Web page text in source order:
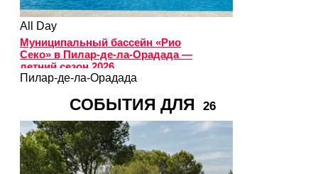
All Day
Муниципальный бассейн «Рио
Секо» в Пилар-де-ла-Орадада —
летний сезон 2026
Пилар-де-ла-Орадада
СОБЫТИЯ ДЛЯ 26